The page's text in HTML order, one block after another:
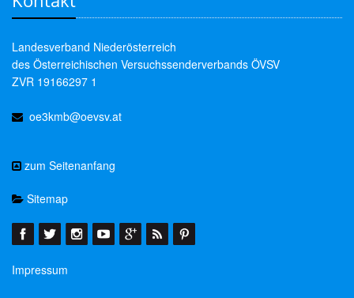
Landesverband Niederösterreich
des Österreichischen Versuchssenderverbands ÖVSV
ZVR 19166297 1
oe3kmb@oevsv.at
zum Seitenanfang
Sitemap
Impressum